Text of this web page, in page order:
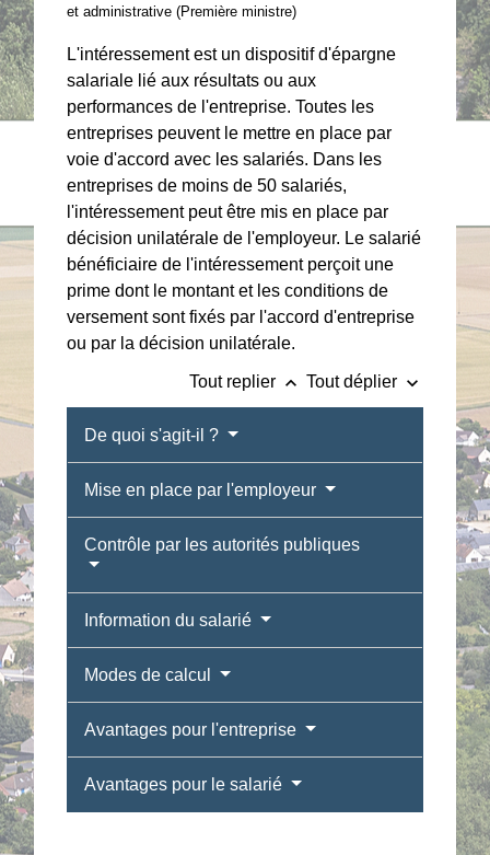
et administrative (Première ministre)
L'intéressement est un dispositif d'épargne
salariale lié aux résultats ou aux
performances de l'entreprise. Toutes les
entreprises peuvent le mettre en place par
voie d'accord avec les salariés. Dans les
entreprises de moins de 50 salariés,
l'intéressement peut être mis en place par
décision unilatérale de l'employeur. Le salarié
bénéficiaire de l'intéressement perçoit une
prime dont le montant et les conditions de
versement sont fixés par l'accord d'entreprise
ou par la décision unilatérale.
Tout replier keyboard_arrow_up Tout déplier keyboard_arrow_down
De quoi s'agit-il ?
Mise en place par l'employeur
Contrôle par les autorités publiques
Information du salarié
Modes de calcul
Avantages pour l'entreprise
Avantages pour le salarié